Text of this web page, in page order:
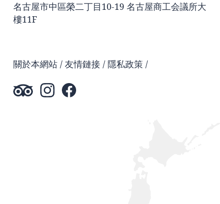
名古屋市中區榮二丁目10-19 名古屋商工会議所大
樓11F
關於本網站 友情鏈接 隱私政策